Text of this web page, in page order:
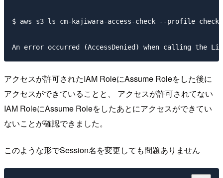
$ aws s3 ls cm-kajiwara-access-check --profile
アクセスが許可されたIAM RoleにAssume Roleをした後に
アクセスができていることと、 アクセスが許可されてない
IAM RoleにAssume Roleをしたあとにアクセスができてい
ないことが確認できました。
このような形でSession名を変更しても問題ありません